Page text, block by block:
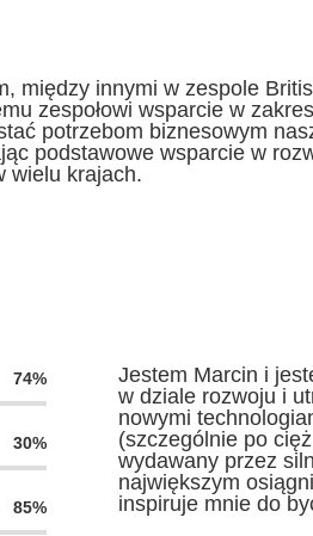
między innymi w zespole
zespołowi wsparcie w
potrzebom biznesowym
podstawowe wsparcie w
wielu krajach.
74%
30%
85%
Jestem Marcin i
w dziale rozwoju i
nowymi
(szczególnie po
wydawany przez
największym
inspiruje mnie do